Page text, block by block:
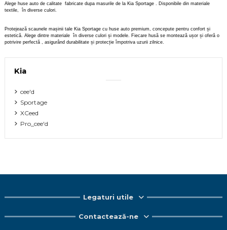
Alege huse auto de calitate fabricate dupa masurile de la Kia Sportage . Disponibile din materiale
textile, în diverse culori.
Protejează scaunele mașinii tale Kia Sportage cu huse auto premium, concepute pentru confort și
estetică. Alege dintre materiale în diverse culori și modele. Fiecare husă se montează ușor și oferă o
potrivire perfectă , asigurând durabilitate și protecție împotriva uzurii zilnice.
Kia
cee'd
Sportage
XCeed
Pro_cee'd
Legaturi utile
Contactează-ne